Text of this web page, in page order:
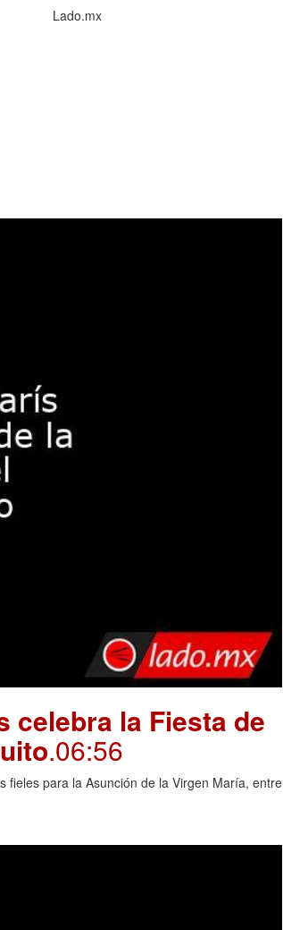
Lado.mx
celebra la Fiesta de
.06:56
fieles para la Asunción de la Virgen María, entre